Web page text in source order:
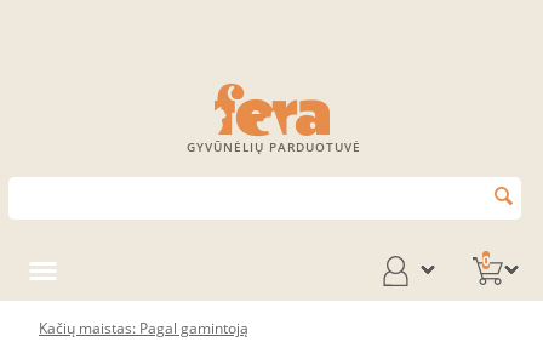
GYVŪNĖLIŲ PARDUOTUVĖ
0
Kačių maistas: Pagal gamintoją